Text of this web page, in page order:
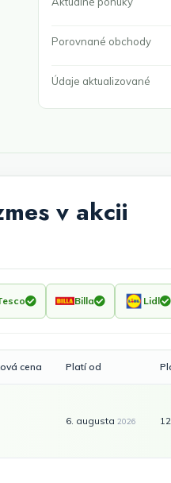
Porovnané obchody
Údaje aktualizované
v akcii
Billa Lidl
cena Platí od
6. augusta 2026